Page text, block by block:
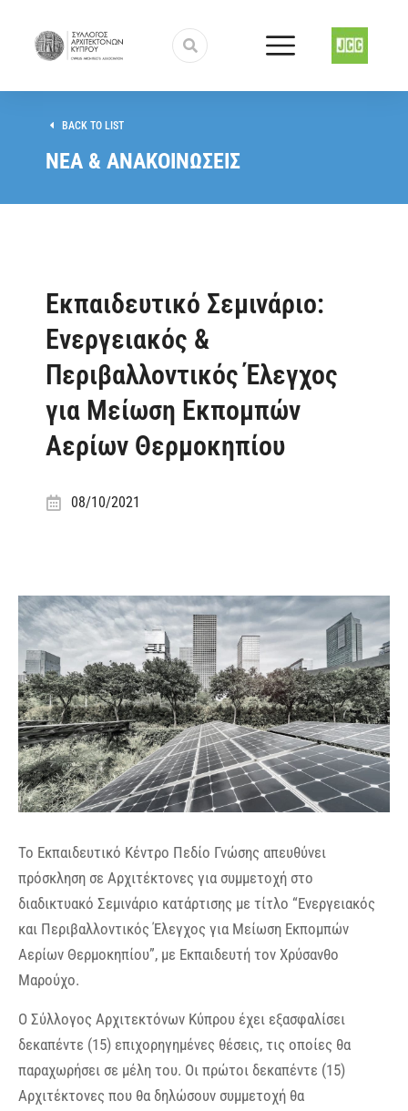
BACK TO LIST
ΝΕΑ & ΑΝΑΚΟΙΝΩΣΕΙΣ
Εκπαιδευτικό Σεμινάριο:
Ενεργειακός &
Περιβαλλοντικός Έλεγχος
για Μείωση Εκπομπών
Αερίων Θερμοκηπίου
08/10/2021
Το Εκπαιδευτικό Κέντρο Πεδίο Γνώσης απευθύνει
πρόσκληση σε Αρχιτέκτονες για συμμετοχή στο
διαδικτυακό Σεμινάριο κατάρτισης με τίτλο “Ενεργειακός
και Περιβαλλοντικός Έλεγχος για Μείωση Εκπομπών
Αερίων Θερμοκηπίου”, με Εκπαιδευτή τον Χρύσανθο
Μαρούχο.
Ο Σύλλογος Αρχιτεκτόνων Κύπρου έχει εξασφαλίσει
δεκαπέντε (15) επιχορηγημένες θέσεις, τις οποίες θα
παραχωρήσει σε μέλη του. Οι πρώτοι δεκαπέντε (15)
Αρχιτέκτονες που θα δηλώσουν συμμετοχή θα